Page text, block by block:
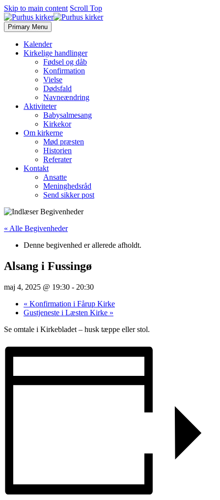
Skip to main content Scroll Top
Primary Menu
Kalender
Kirkelige handlinger
Fødsel og dåb
Konfirmation
Vielse
Dødsfald
Navneændring
Aktiviteter
Babysalmesang
Kirkekor
Om kirkerne
Mød præsten
Historien
Referater
Kontakt
Ansatte
Meninghedsråd
Send sikker post
« Alle Begivenheder
Denne begivenhed er allerede afholdt.
Alsang i Fussingø
maj 4, 2025 @ 19:30 - 20:30
« Konfirmation i Fårup Kirke
Gustjeneste i Læsten Kirke »
Se omtale i Kirkebladet – husk tæppe eller stol.